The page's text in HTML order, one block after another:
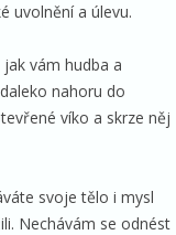
uvolnění a úlevu.
vám hudba a
nahoru do
víko a skrze něj
svoje tělo i mysl
Nechávám se odnést